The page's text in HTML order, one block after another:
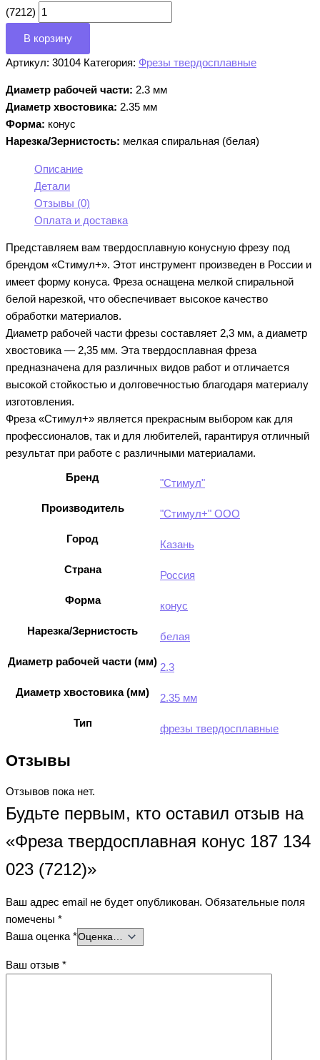
(7212)
В корзину
Артикул: 30104 Категория: Фрезы твердосплавные
Диаметр рабочей части: 2.3 мм
Диаметр хвостовика: 2.35 мм
Форма: конус
Нарезка/Зернистость: мелкая спиральная (белая)
Описание
Детали
Отзывы (0)
Оплата и доставка
Представляем вам твердосплавную конусную фрезу под
брендом «Стимул+». Этот инструмент произведен в России и
имеет форму конуса. Фреза оснащена мелкой спиральной
белой нарезкой, что обеспечивает высокое качество
обработки материалов.
Диаметр рабочей части фрезы составляет 2,3 мм, а диаметр
хвостовика — 2,35 мм. Эта твердосплавная фреза
предназначена для различных видов работ и отличается
высокой стойкостью и долговечностью благодаря материалу
изготовления.
Фреза «Стимул+» является прекрасным выбором как для
профессионалов, так и для любителей, гарантируя отличный
результат при работе с различными материалами.
Бренд "Стимул"
Производитель "Стимул+" ООО
Город Казань
Страна Россия
Форма конус
Нарезка/Зернистость белая
Диаметр рабочей части (мм) 2.3
Диаметр хвостовика (мм) 2.35 мм
Тип фрезы твердосплавные
Отзывы
Отзывов пока нет.
Будьте первым, кто оставил отзыв на
«Фреза твердосплавная конус 187 134
023 (7212)»
Ваш адрес email не будет опубликован. Обязательные поля
помечены *
Ваша оценка *
Ваш отзыв *